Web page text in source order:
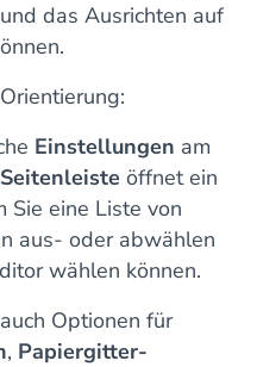
das Ausrichten auf
Einstellungen am
öffnet ein
Sie eine Liste von
aus- oder abwählen
wählen können.
Optionen für
, Papiergitter-